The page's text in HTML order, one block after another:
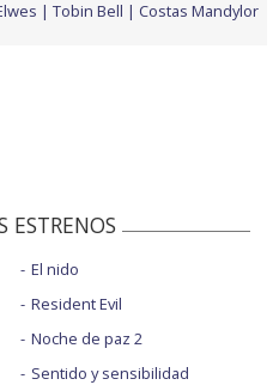
Tobin Bell
Costas Mandylor
ESTRENOS
El nido
Resident Evil
Noche de paz 2
Sentido y sensibilidad